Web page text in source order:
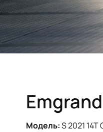
Модель:S 2021 14T